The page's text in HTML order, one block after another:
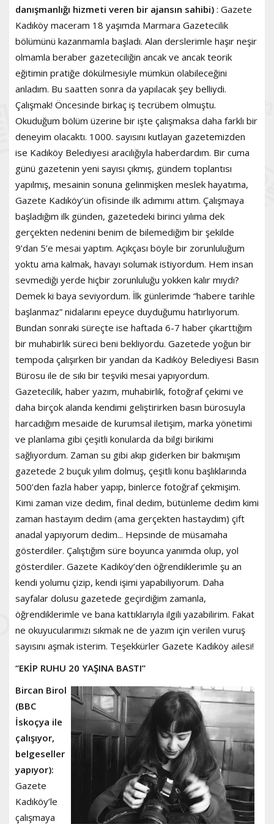
danışmanlığı hizmeti veren bir ajansın sahibi) : Gazete
Kadıköy maceram 18 yaşımda Marmara Gazetecilik
bölümünü kazanmamla başladı. Alan derslerimle haşır neşir
olmamla beraber gazeteciliğin ancak ve ancak teorik
eğitimin pratiğe dökülmesiyle mümkün olabileceğini
anladım. Bu saatten sonra da yapılacak şey belliydi.
Çalışmak! Öncesinde birkaç iş tecrübem olmuştu.
Okuduğum bölüm üzerine bir işte çalışmaksa daha farklı bir
deneyim olacaktı. 1000. sayısını kutlayan gazetemizden
ise Kadıköy Belediyesi aracılığıyla haberdardım. Bir cuma
günü gazetenin yeni sayısı çıkmış, gündem toplantısı
yapılmış, mesainin sonuna gelinmişken meslek hayatıma,
Gazete Kadıköy’ün ofisinde ilk adımımı attım. Çalışmaya
başladığım ilk günden, gazetedeki birinci yılıma dek
gerçekten nedenini benim de bilemediğim bir şekilde
9’dan 5’e mesai yaptım. Açıkçası böyle bir zorunluluğum
yoktu ama kalmak, havayı solumak istiyordum. Hem insan
sevmediği yerde hiçbir zorunluluğu yokken kalır mıydı?
Demek ki baya seviyordum. İlk günlerimde “habere tarihle
başlanmaz” nidalarını epeyce duyduğumu hatırlıyorum.
Bundan sonraki süreçte ise haftada 6-7 haber çıkarttığım
bir muhabirlik süreci beni bekliyordu. Gazetede yoğun bir
tempoda çalışırken bir yandan da Kadıköy Belediyesi Basın
Bürosu ile de sıkı bir teşviki mesai yapıyordum.
Gazetecilik, haber yazım, muhabirlik, fotoğraf çekimi ve
daha birçok alanda kendimi geliştirirken basın bürosuyla
harcadığım mesaide de kurumsal iletişim, marka yönetimi
ve planlama gibi çeşitli konularda da bilgi birikimi
sağlıyordum. Zaman su gibi akıp giderken bir bakmışım
gazetede 2 buçuk yılım dolmuş, çeşitli konu başlıklarında
500’den fazla haber yapıp, binlerce fotoğraf çekmişim.
Kimi zaman vize dedim, final dedim, bütünleme dedim kimi
zaman hastayım dedim (ama gerçekten hastaydım) çift
anadal yapıyorum dedim... Hepsinde de müsamaha
gösterdiler. Çalıştığım süre boyunca yanımda olup, yol
gösterdiler. Gazete Kadıköy’den öğrendiklerimle şu an
kendi yolumu çizip, kendi işimi yapabiliyorum. Daha
sayfalar dolusu gazetede geçirdiğim zamanla,
öğrendiklerimle ve bana kattıklarıyla ilgili yazabilirim. Fakat
ne okuyucularımızı sıkmak ne de yazım için verilen vuruş
sayısını aşmak isterim. Teşekkürler Gazete Kadıköy ailesi!
“EKİP RUHU 20 YAŞINA BASTI”
Bircan Birol
(BBC
İskoçya ile
çalışıyor,
belgeseller
yapıyor):
Gazete
Kadıköy’le
çalışmaya